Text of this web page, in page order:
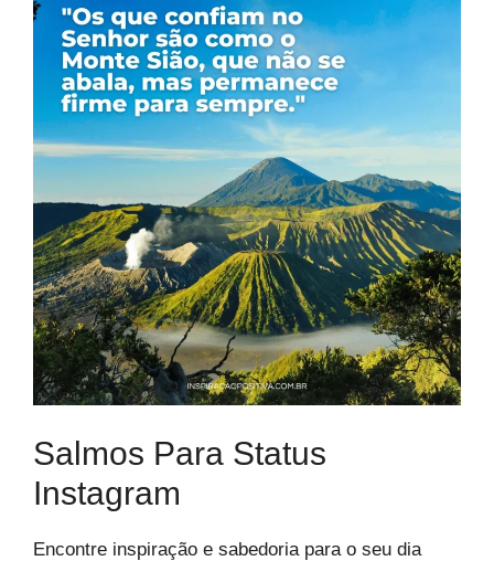
Salmos Para Status
Instagram
Encontre inspiração e sabedoria para o seu dia